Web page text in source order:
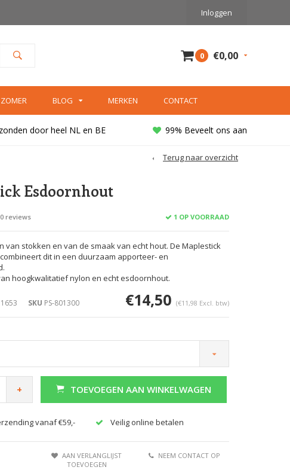
Inloggen
0 €0,00
ZOMER BLOG MERKEN CONTACT
door heel NL en BE 99% Beveelt ons aan
Terug naar overzicht
Esdoornhout
0 reviews 1 OP VOORRAAD
van stokken en van de smaak van echt hout. De Maplestick
dit in een duurzaam apporteer- en
hoogkwalitatief nylon en echt esdoornhout.
SKU PS-801300 €14,50 (€11,98 Excl. btw)
+ TOEVOEGEN AAN WINKELWAGEN
vanaf €59,- Veilig online betalen
AAN VERLANGLIJST
TOEVOEGEN
NEEM CONTACT OP